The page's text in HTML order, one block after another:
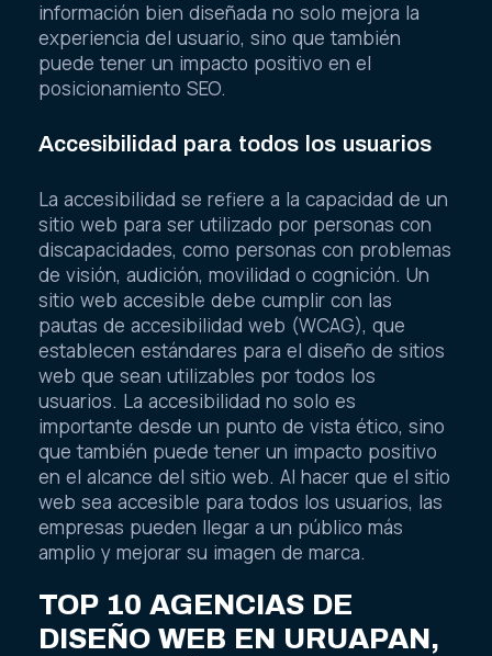
información bien diseñada no solo mejora la
experiencia del usuario, sino que también
puede tener un impacto positivo en el
posicionamiento SEO.
Accesibilidad para todos los usuarios
La accesibilidad se refiere a la capacidad de un
sitio web para ser utilizado por personas con
discapacidades, como personas con problemas
de visión, audición, movilidad o cognición. Un
sitio web accesible debe cumplir con las
pautas de accesibilidad web (WCAG), que
establecen estándares para el diseño de sitios
web que sean utilizables por todos los
usuarios. La accesibilidad no solo es
importante desde un punto de vista ético, sino
que también puede tener un impacto positivo
en el alcance del sitio web. Al hacer que el sitio
web sea accesible para todos los usuarios, las
empresas pueden llegar a un público más
amplio y mejorar su imagen de marca.
TOP 10 AGENCIAS DE
DISEÑO WEB EN URUAPAN,